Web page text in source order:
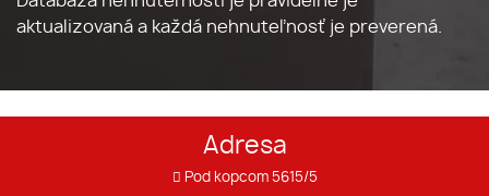
aktualizovaná a každá nehnuteľnosť je preverená.
Adresa
Pod kopcom 5615/5